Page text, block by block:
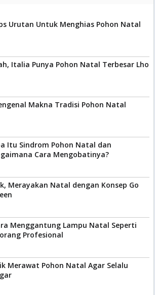
Urutan Untuk Menghias Pohon Natal
Italia Punya Pohon Natal Terbesar Lho
Makna Tradisi Pohon Natal
Itu Sindrom Pohon Natal dan
Cara Mengobatinya?
Merayakan Natal dengan Konsep Go
Menggantung Lampu Natal Seperti
Profesional
Merawat Pohon Natal Agar Selalu